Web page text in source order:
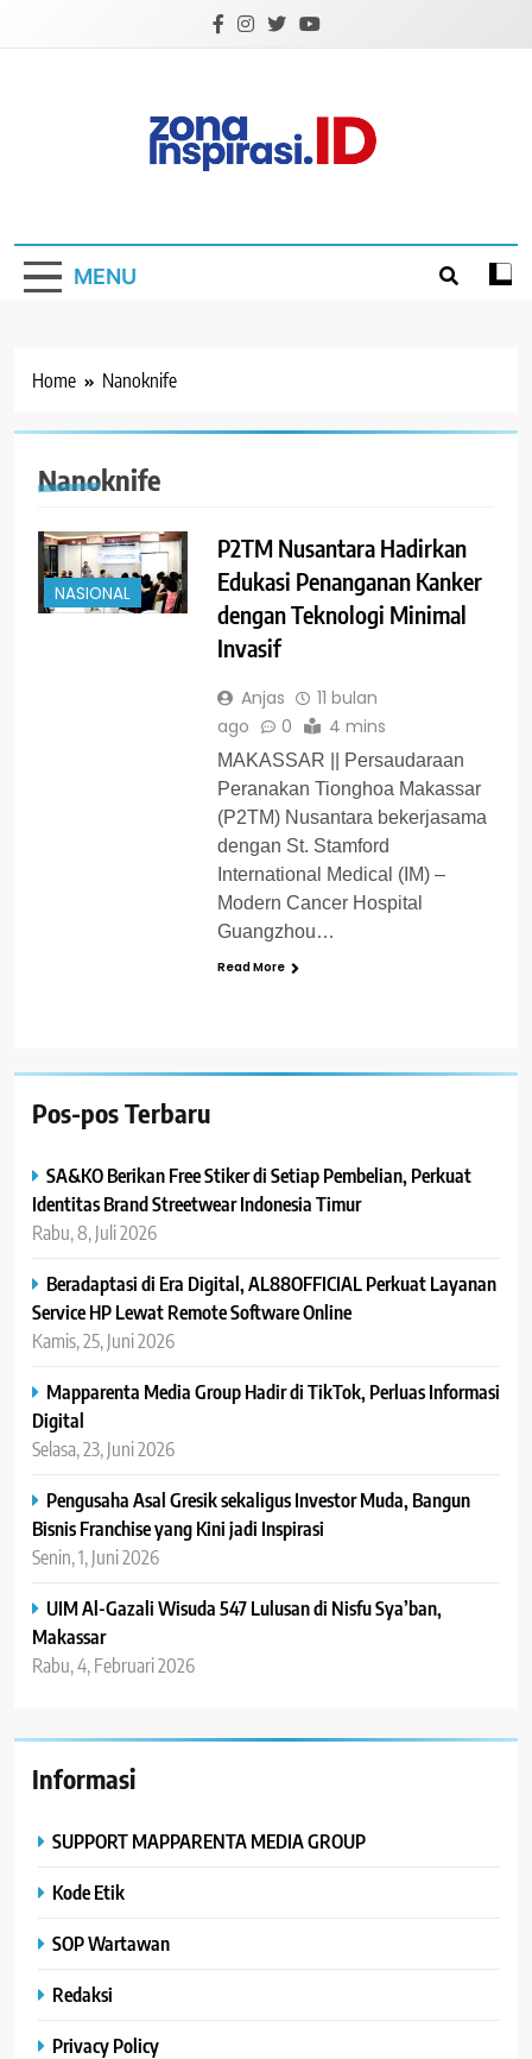
MENU
Home Nanoknife
Nanoknife
NASIONAL
P2TM Nusantara Hadirkan
Edukasi Penanganan Kanker
dengan Teknologi Minimal
Invasif
Anjas
11 bulan
ago
0 4 mins
MAKASSAR || Persaudaraan
Peranakan Tionghoa Makassar
(P2TM) Nusantara bekerjasama
dengan St. Stamford
International Medical (IM) –
Modern Cancer Hospital
Guangzhou…
Read More
Pos-pos Terbaru
SA&KO Berikan Free Stiker di Setiap Pembelian, Perkuat
Identitas Brand Streetwear Indonesia Timur
Rabu, 8, Juli 2026
Beradaptasi di Era Digital, AL88OFFICIAL Perkuat Layanan
Service HP Lewat Remote Software Online
Kamis, 25, Juni 2026
Mapparenta Media Group Hadir di TikTok, Perluas Informasi
Digital
Selasa, 23, Juni 2026
Pengusaha Asal Gresik sekaligus Investor Muda, Bangun
Bisnis Franchise yang Kini jadi Inspirasi
Senin, 1, Juni 2026
UIM Al-Gazali Wisuda 547 Lulusan di Nisfu Sya’ban,
Makassar
Rabu, 4, Februari 2026
Informasi
SUPPORT MAPPARENTA MEDIA GROUP
Kode Etik
SOP Wartawan
Redaksi
Privacy Policy